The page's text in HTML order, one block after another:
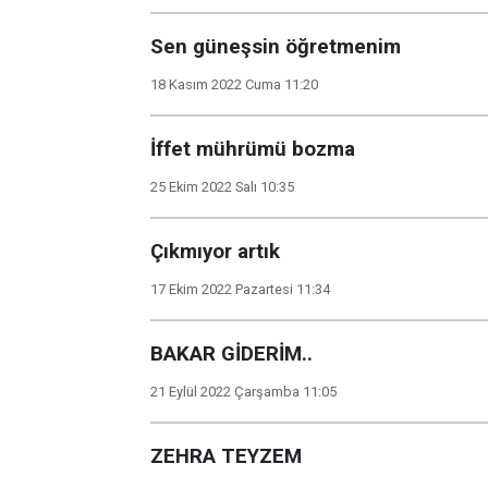
Sen güneşsin öğretmenim
18 Kasım 2022 Cuma 11:20
İffet mührümü bozma
25 Ekim 2022 Salı 10:35
Çıkmıyor artık
17 Ekim 2022 Pazartesi 11:34
BAKAR GİDERİM..
21 Eylül 2022 Çarşamba 11:05
ZEHRA TEYZEM